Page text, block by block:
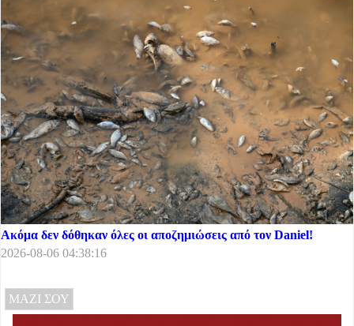
Ακόμα δεν δόθηκαν όλες οι αποζημιώσεις από τον Daniel!
2026-08-06 04:38:16
ΜΑΖΙ ΣΟΥ